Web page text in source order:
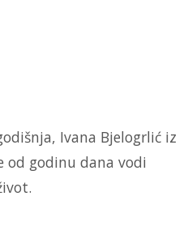
Ivana Bjelogrlić iz
od godinu dana vodi